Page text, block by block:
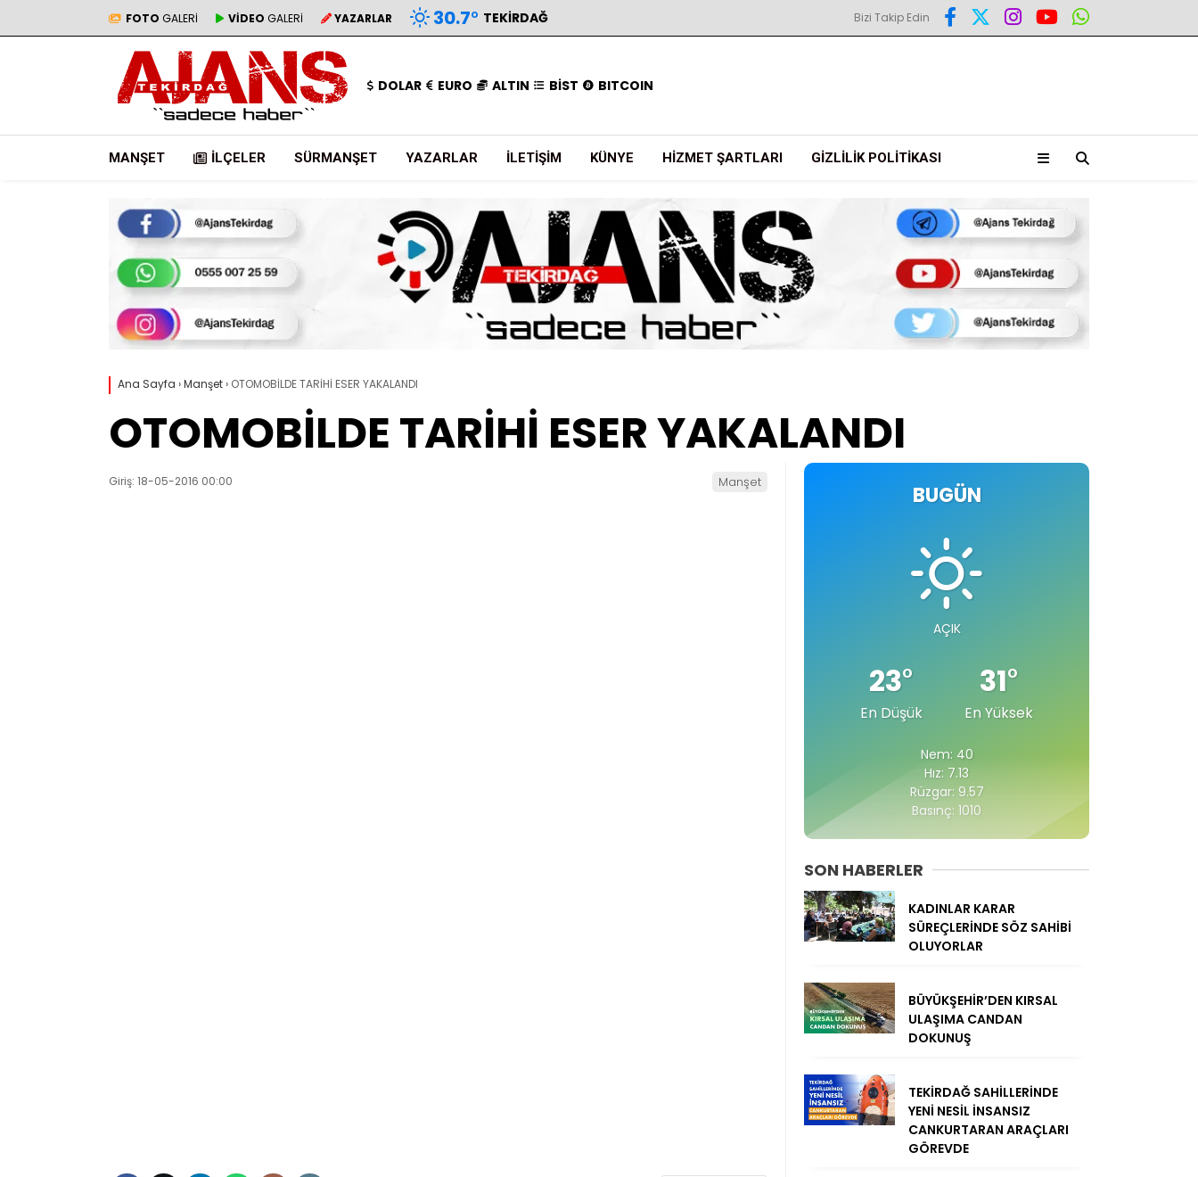
FOTO GALERİ VİDEO GALERİ YAZARLAR 30.7° TEKIRDAĞ Bizi Takip Edin
DOLAR EURO ALTIN BİST BITCOIN
MANŞET İLÇELER SÜRMANŞET YAZARLAR İLETIŞIM KÜNYE HIZMET ŞARTLARI GIZLILIK POLITIKASI
Ana Sayfa ›Manşet› OTOMOBİLDE TARİHİ ESER YAKALANDI
OTOMOBİLDE TARİHİ ESER YAKALANDI
Giriş: 18-05-2016 00:00 Manşet BUGÜN
AÇIK
23°
En Düşük
31°
En Yüksek
Nem: 40
Hız: 7.13
Rüzgar: 9.57
Basınç: 1010
SON HABERLER
KADINLAR KARAR
SÜREÇLERİNDE SÖZ SAHİBİ
OLUYORLAR
BÜYÜKŞEHİR’DEN KIRSAL
ULAŞIMA CANDAN
DOKUNUŞ
TEKİRDAĞ SAHİLLERİNDE
YENİ NESİL İNSANSIZ
CANKURTARAN ARAÇLARI
GÖREVDE